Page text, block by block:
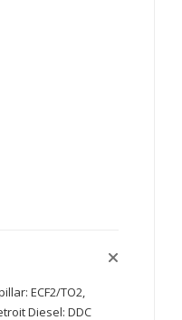
ECF2/TO2,
Diesel: DDC